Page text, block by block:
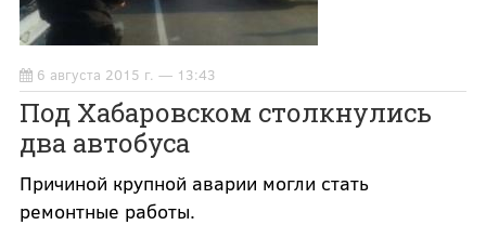
6 августа 2015 г. — 13:43
Под Хабаровском столкнулись
два автобуса
Причиной крупной аварии могли стать
ремонтные работы.